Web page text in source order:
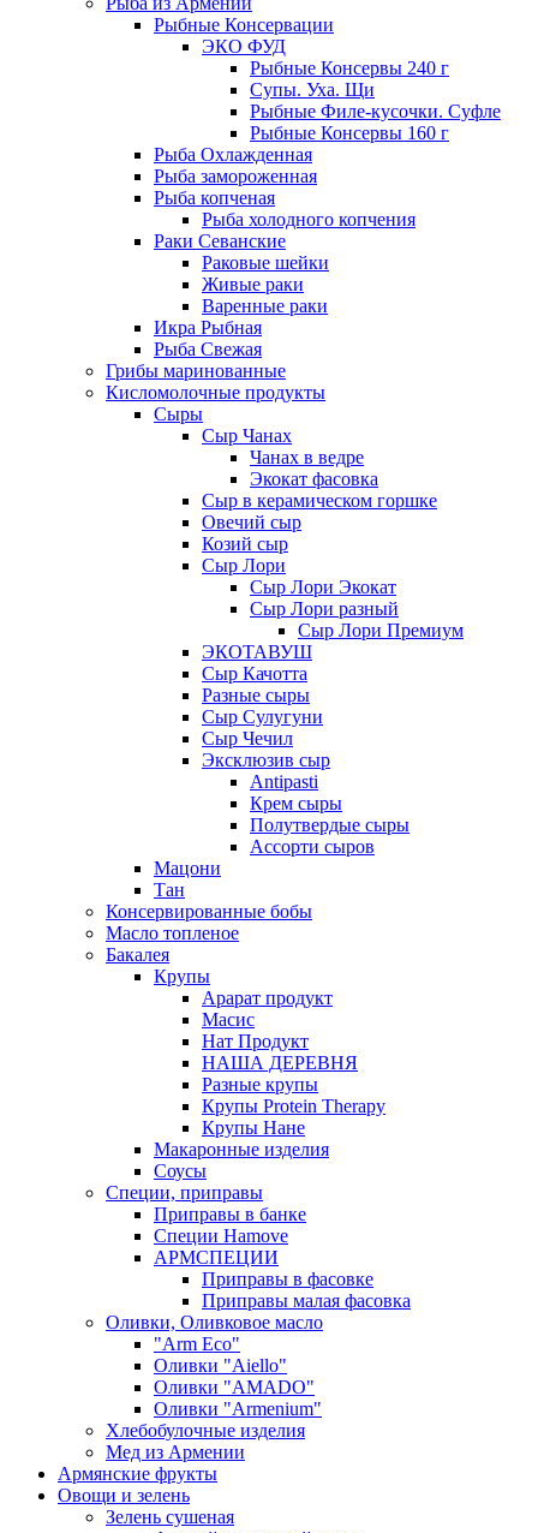
Рыбные Консервации
ЭКО ФУД
Рыбные Консервы 240 г
Супы. Уха. Щи
Рыбные Филе-кусочки. Суфле
Рыбные Консервы 160 г
Рыба Охлажденная
Рыба замороженная
Рыба копченая
Рыба холодного копчения
Раки Севанские
Раковые шейки
Живые раки
Варенные раки
Икра Рыбная
Рыба Свежая
Грибы маринованные
Кисломолочные продукты
Сыры
Сыр Чанах
Чанах в ведре
Экокат фасовка
Сыр в керамическом горшке
Овечий сыр
Козий сыр
Сыр Лори
Сыр Лори Экокат
Сыр Лори разный
Сыр Лори Премиум
ЭКОТАВУШ
Сыр Качотта
Разные сыры
Сыр Сулугуни
Сыр Чечил
Эксклюзив сыр
Antipasti
Крем сыры
Полутвердые сыры
Ассорти сыров
Мацони
Тан
Консервированные бобы
Масло топленое
Бакалея
Крупы
Арарат продукт
Масис
Нат Продукт
НАША ДЕРЕВНЯ
Разные крупы
Крупы Protein Therapy
Крупы Нане
Макаронные изделия
Соусы
Специи, приправы
Приправы в банке
Специи Hamove
АРМСПЕЦИИ
Приправы в фасовке
Приправы малая фасовка
Оливки, Оливковое масло
"Arm Eco"
Оливки "Aiello"
Оливки "AMADO"
Оливки "Armenium"
Хлебобулочные изделия
Мед из Армении
Армянские фрукты
Овощи и зелень
Зелень сушеная